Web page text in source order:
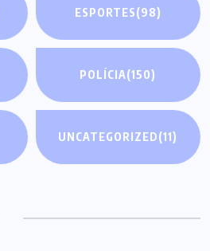
ESPORTES(98)
POLÍCIA(150)
UNCATEGORIZED(11)